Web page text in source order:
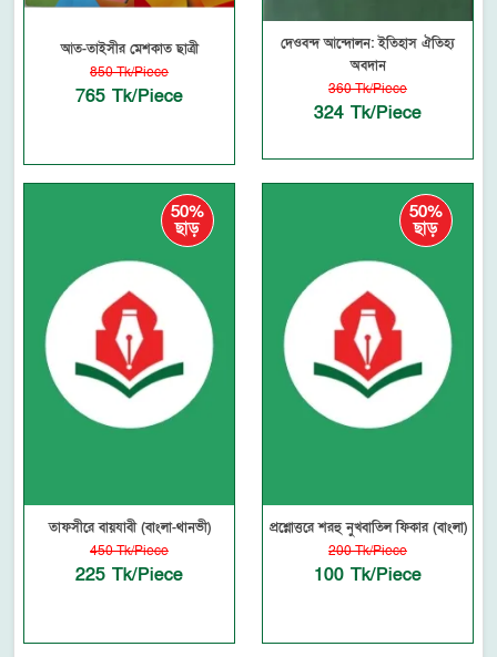
আত-তাইসীর মেশকাত ছাত্রী
850 Tk/Piece
765 Tk/Piece
দেওবন্দ আন্দোলন: ইতিহাস ঐতিহ্য
অবদান
360 Tk/Piece
324 Tk/Piece
50%
ছাড়
তাফসীরে বায়যাবী (বাংলা-থানভী)
450 Tk/Piece
225 Tk/Piece
50%
ছাড়
প্রশ্নোত্তরে শরহু নুখবাতিল ফিকার (বাংলা)
200 Tk/Piece
100 Tk/Piece